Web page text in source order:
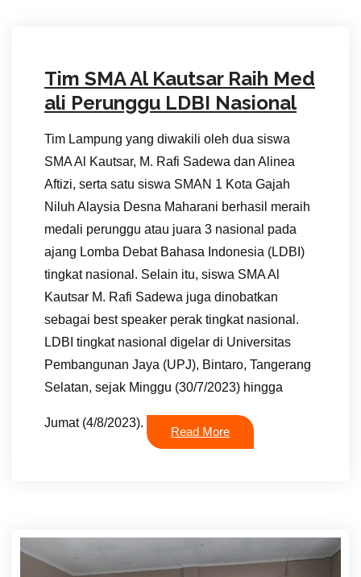
Tim SMA Al Kautsar Raih Med
ali Perunggu LDBI Nasional
Tim Lampung yang diwakili oleh dua siswa
SMA Al Kautsar, M. Rafi Sadewa dan Alinea
Aftizi, serta satu siswa SMAN 1 Kota Gajah
Niluh Alaysia Desna Maharani berhasil meraih
medali perunggu atau juara 3 nasional pada
ajang Lomba Debat Bahasa Indonesia (LDBI)
tingkat nasional. Selain itu, siswa SMA Al
Kautsar M. Rafi Sadewa juga dinobatkan
sebagai best speaker perak tingkat nasional.
LDBI tingkat nasional digelar di Universitas
Pembangunan Jaya (UPJ), Bintaro, Tangerang
Selatan, sejak Minggu (30/7/2023) hingga
Jumat (4/8/2023).
Read More